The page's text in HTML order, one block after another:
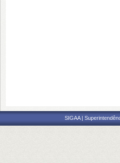
SIGAA |